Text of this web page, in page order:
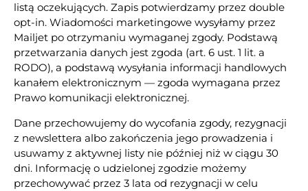
listą oczekujących. Zapis potwierdzamy przez double
opt-in. Wiadomości marketingowe wysyłamy przez
Mailjet po otrzymaniu wymaganej zgody. Podstawą
przetwarzania danych jest zgoda (art. 6 ust. 1 lit. a
RODO), a podstawą wysyłania informacji handlowych
kanałem elektronicznym — zgoda wymagana przez
Prawo komunikacji elektronicznej.
Dane przechowujemy do wycofania zgody, rezygnacji
z newslettera albo zakończenia jego prowadzenia i
usuwamy z aktywnej listy nie później niż w ciągu 30
dni. Informację o udzielonej zgodzie możemy
przechowywać przez 3 lata od rezygnacji w celu